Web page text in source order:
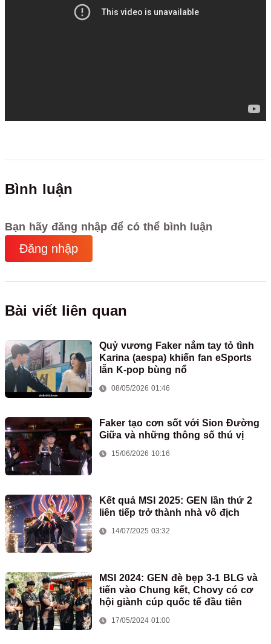
Bình luận
Bạn hãy đăng nhập để có thể bình luận
Đăng nhập
Bài viết liên quan
Quỷ vương Faker nắm tay tỏ tình
Karina (aespa) khiến fan eSports
lẫn K-pop bùng nổ
08/05/2026 01:46
Faker tạo cơn sốt với Sion Đường
Giữa và những thông số thú vị
15/06/2026 10:16
Kết quả MSI 2025: GEN lần thứ 2
liên tiếp trở thành nhà vô địch
14/07/2025 03:32
MSI 2024: GEN đè bẹp 3-1 BLG và
tiến vào Chung kết, Chovy có cơ
hội giành cúp quốc tế đầu tiên
17/05/2024 01:00